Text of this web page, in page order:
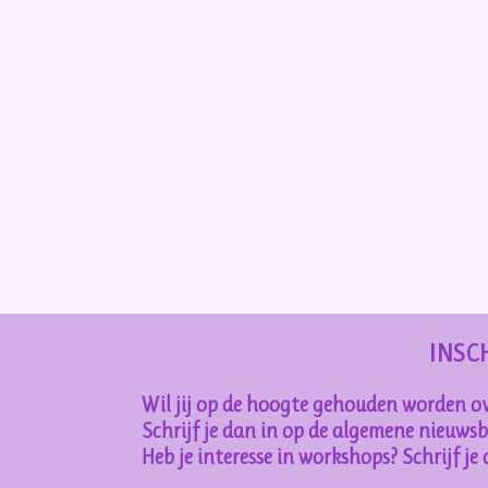
Wil jij op de hoogte gehouden worden
Schrijf je dan in op de algemene
Heb je interesse in workshops? Schrijf